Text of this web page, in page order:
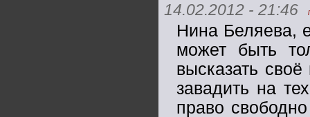
14.02.2012 - 21:46
Нина
может быть
высказать
завадить на
право